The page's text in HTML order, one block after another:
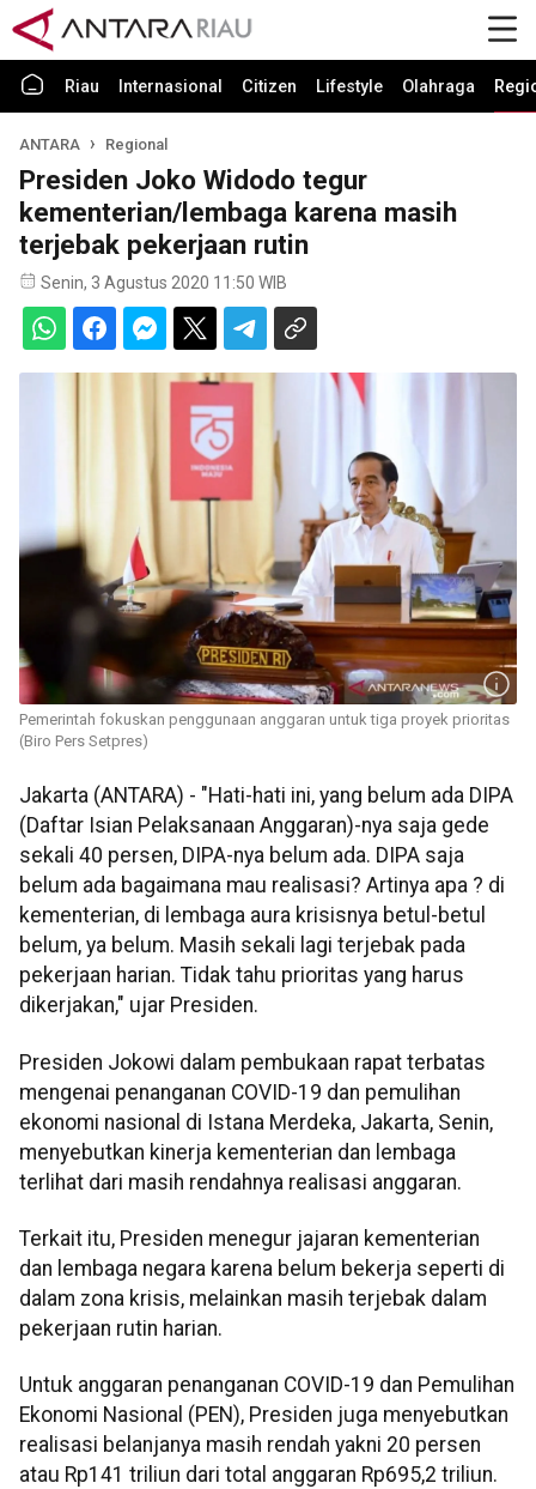
Riau Internasional Citizen Lifestyle Olahraga
ANTARA Regional
Presiden Joko Widodo tegur
kementerian/lembaga karena masih
terjebak pekerjaan rutin
Senin, 3 Agustus 2020 11:50 WIB
Pemerintah fokuskan penggunaan anggaran untuk tiga proyek prioritas
(Biro Pers Setpres)
Jakarta (ANTARA) - "Hati-hati ini, yang belum ada DIPA
(Daftar Isian Pelaksanaan Anggaran)-nya saja gede
sekali 40 persen, DIPA-nya belum ada. DIPA saja
belum ada bagaimana mau realisasi? Artinya apa ? di
kementerian, di lembaga aura krisisnya betul-betul
belum, ya belum. Masih sekali lagi terjebak pada
pekerjaan harian. Tidak tahu prioritas yang harus
dikerjakan," ujar Presiden.
Presiden Jokowi dalam pembukaan rapat terbatas
mengenai penanganan COVID-19 dan pemulihan
ekonomi nasional di Istana Merdeka, Jakarta, Senin,
menyebutkan kinerja kementerian dan lembaga
terlihat dari masih rendahnya realisasi anggaran.
Terkait itu, Presiden menegur jajaran kementerian
dan lembaga negara karena belum bekerja seperti di
dalam zona krisis, melainkan masih terjebak dalam
pekerjaan rutin harian.
Untuk anggaran penanganan COVID-19 dan Pemulihan
Ekonomi Nasional (PEN), Presiden juga menyebutkan
realisasi belanjanya masih rendah yakni 20 persen
atau Rp141 triliun dari total anggaran Rp695,2 triliun.